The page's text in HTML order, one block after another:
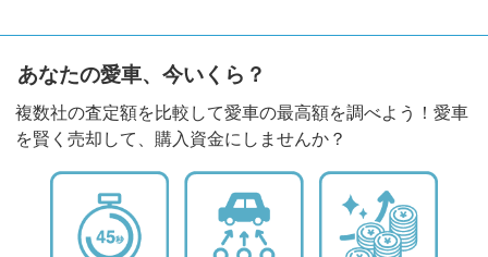
あなたの愛車、今いくら？
複数社の査定額を比較して愛車の最高額を調べよう！愛車
を賢く売却して、購入資金にしませんか？